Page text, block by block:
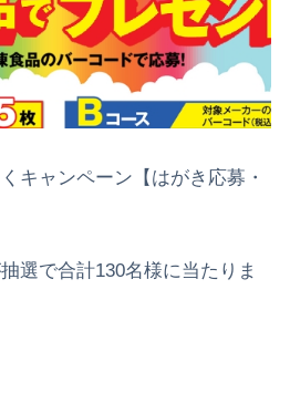
キャンペーン【はがき応募・
選で合計130名様に当たりま